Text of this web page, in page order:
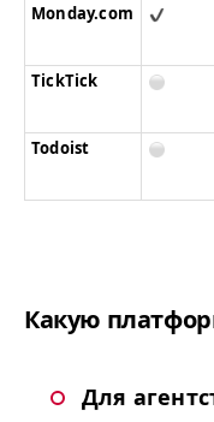
Monday​.com
TickTick
Todoist
Какую
Для